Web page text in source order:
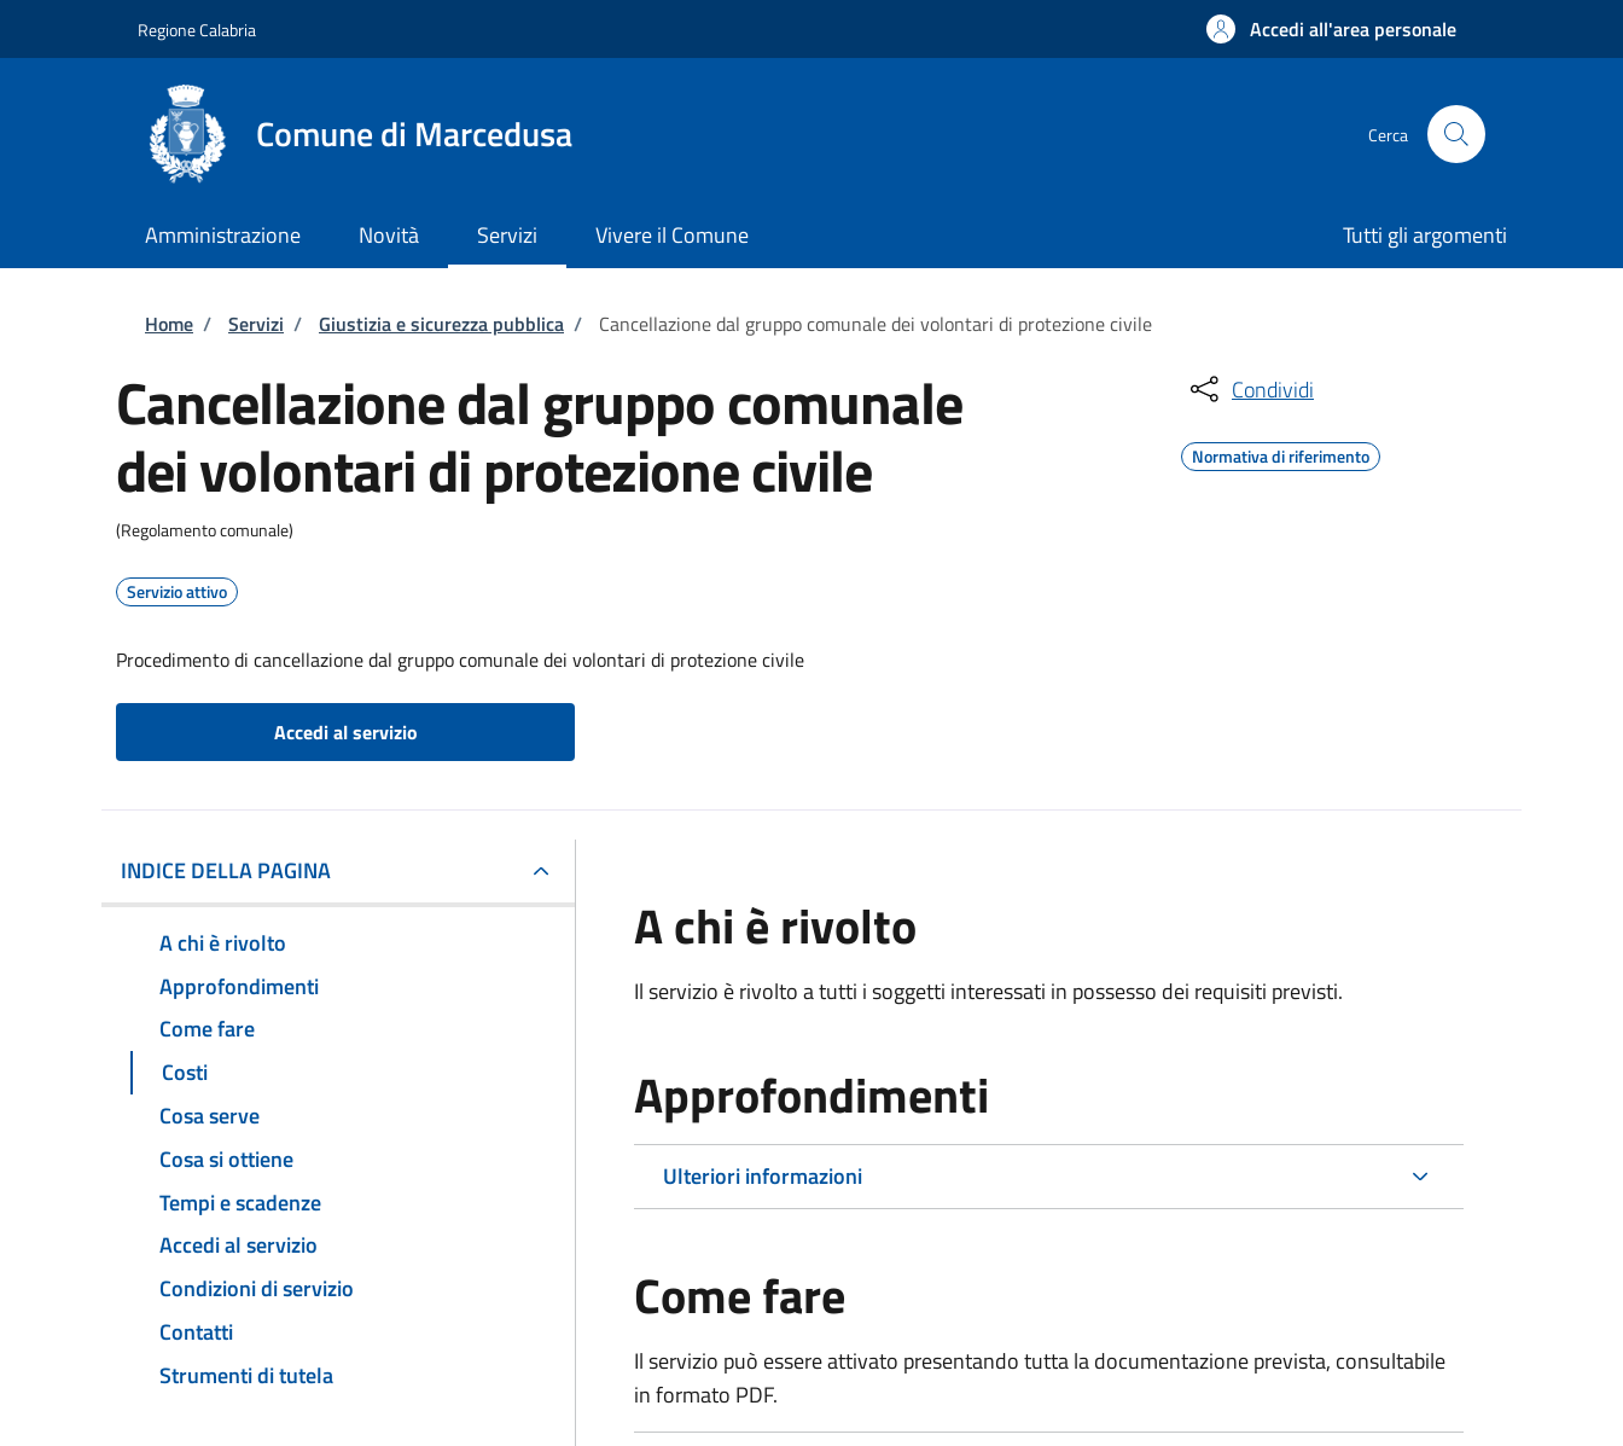
Regione Calabria Accedi all'area personale
Comune di Marcedusa Cerca
Amministrazione Novità Servizi Vivere il Comune Tutti gli argomenti
Briciole di pane
Home / Servizi / Giustizia e sicurezza pubblica / Cancellazione dal gruppo comunale dei volontari di protezione civile
Cancellazione dal gruppo comunale
dei volontari di protezione civile
(Regolamento comunale)
Servizio attivo
Procedimento di cancellazione dal gruppo comunale dei volontari di protezione civile
Accedi al servizio
Condividi
Normativa di riferimento
INDICE DELLA PAGINA
A chi è rivolto
Approfondimenti
Come fare
Costi
Cosa serve
Cosa si ottiene
Tempi e scadenze
Accedi al servizio
Condizioni di servizio
Contatti
Strumenti di tutela
A chi è rivolto
Il servizio è rivolto a tutti i soggetti interessati in possesso dei requisiti previsti.
Approfondimenti
Ulteriori informazioni
Come fare
Il servizio può essere attivato presentando tutta la documentazione prevista, consultabile
in formato PDF.